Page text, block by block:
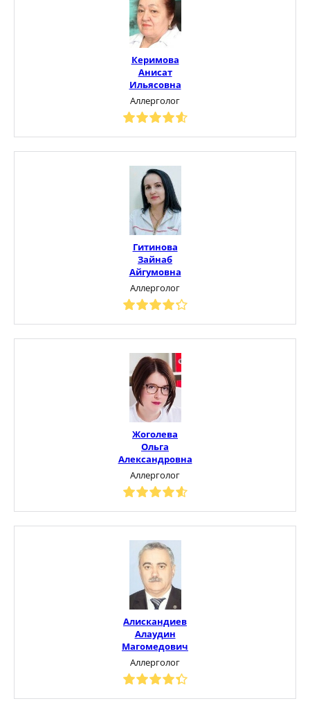
Керимова
Анисат
Ильясовна
Аллерголог
Гитинова
Зайнаб
Айгумовна
Аллерголог
Жоголева
Ольга
Александровна
Аллерголог
Алискандиев
Алаудин
Магомедович
Аллерголог